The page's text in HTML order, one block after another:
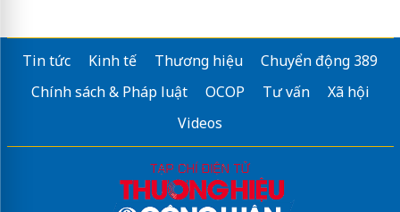
Tin tức Kinh tế Thương hiệu
Chuyển động 389
Chính sách & Pháp luật
OCOP Tư vấn
Xã hội
Videos